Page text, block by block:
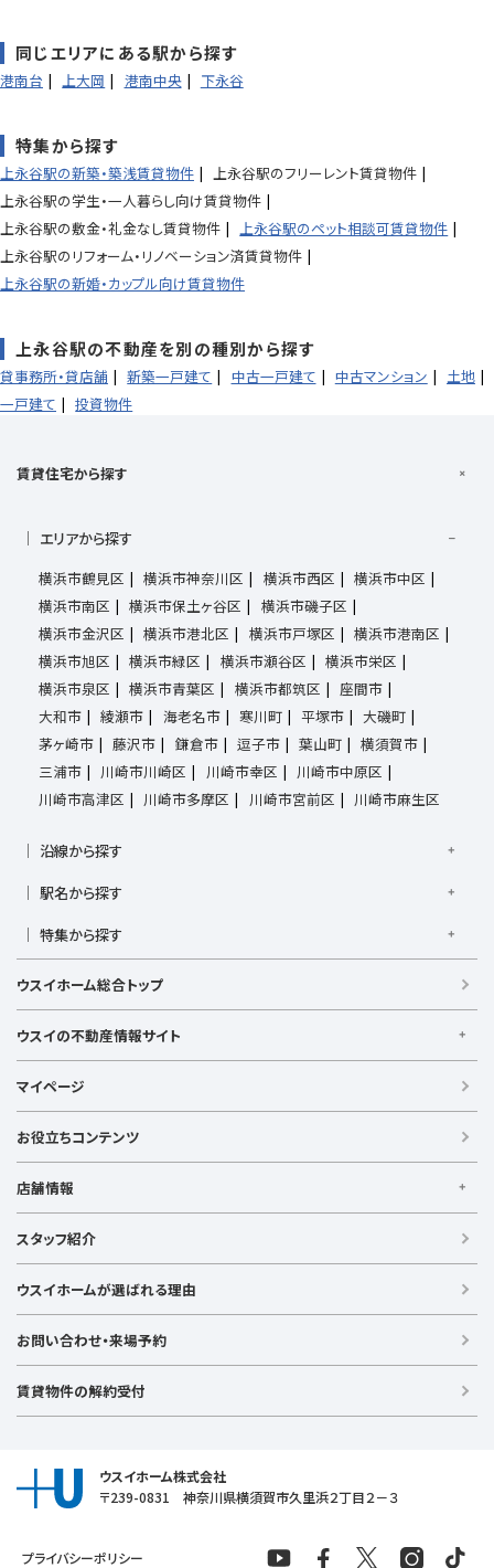
同じエリアにある駅から探す
港南台 上大岡 港南中央 下永谷
特集から探す
上永谷駅の新築・築浅賃貸物件
上永谷駅のフリーレント賃貸物件
上永谷駅の学生・一人暮らし向け賃貸物件
上永谷駅の敷金・礼金なし賃貸物件
上永谷駅のペット相談可賃貸物件
上永谷駅のリフォーム・リノベーション済賃貸物件
上永谷駅の新婚・カップル向け賃貸物件
上永谷駅の不動産を別の種別から探す
貸事務所・貸店舗 新築一戸建て 中古一戸建て 中古マンション
土地
一戸建て
投資物件
賃貸住宅から探す
エリアから探す
横浜市鶴見区
横浜市神奈川区 横浜市西区
横浜市中区
横浜市南区
横浜市保土ヶ谷区
横浜市磯子区
横浜市金沢区
横浜市港北区 横浜市戸塚区
横浜市港南区
横浜市旭区
横浜市緑区 横浜市瀬谷区
横浜市栄区
横浜市泉区
横浜市青葉区 横浜市都筑区
座間市
大和市
綾瀬市 海老名市 寒川町 平塚市
大磯町
茅ヶ崎市
藤沢市 鎌倉市 逗子市 葉山町
横須賀市
三浦市
川崎市川崎区 川崎市幸区
川崎市中原区
川崎市高津区
川崎市多摩区 川崎市宮前区 川崎市麻生区
沿線から探す
横須賀線
湘南新宿ライン高海
京急本線
京急久里浜線 京急逗子線
小田急小田原線
小田急江ノ島線
ブルーライン
みなとみらい線
金沢シーサイドライン
相鉄本線
相鉄いずみ野線
相模鉄道新横浜線
駅名から探す
上大岡駅
港南台駅
小机駅
逗子駅
センター南 中央林間駅 辻堂駅
戸塚駅
根岸駅
平塚駅 藤沢駅
横須賀中央駅
横浜駅
特集から探す
新築・築浅
フリーレント
学生・一人暮らし向け
敷金・礼金なし
ペット相談可
ウスイホーム総合トップ
ウスイの不動産情報サイト
【借りる】
賃貸住宅
事業用賃貸
【買う】
新築戸建て
土地
投資物件
ラグジュアリー物件
【売る】
マイページ
お役立ちコンテンツ
店舗情報
【横浜エリア】
金沢文庫店
上大岡店 戸塚店 新横浜店
港北ニュータウン店
【湘南エリア】
追浜店
衣笠店
横須賀中央店
スタッフ紹介
ウスイホームが選ばれる理由
お問い合わせ・来場予約
賃貸物件の解約受付
ウスイホーム株式会社
〒239-0831 神奈川県横須賀市久里浜２丁目２－３
プライバシーポリシー